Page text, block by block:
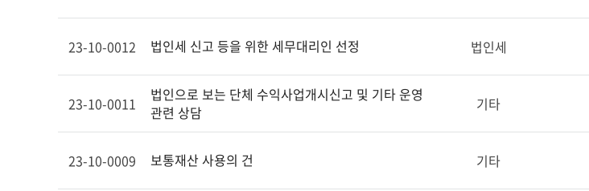
23-10-0012 법인세 신고 등을 위한 세무대리인 선정 법인세
23-10-0011
법인으로 보는 단체 수익사업개시신고 및 기타 운영
관련 상담
기타
23-10-0009 보통재산 사용의 건 기타